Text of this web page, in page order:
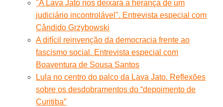
"A Lava Jato nos deixará a herança de um
judiciário incontrolável". Entrevista especial com
Cândido Grzybowski
A difícil reinvenção da democracia frente ao
fascismo social. Entrevista especial com
Boaventura de Sousa Santos
Lula no centro do palco da Lava Jato. Reflexões
sobre os desdobramentos do “depoimento de
Curitiba”